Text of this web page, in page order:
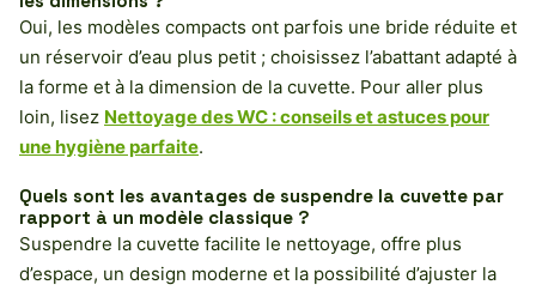
Oui, les modèles compacts ont parfois une bride réduite et
un réservoir d’eau plus petit ; choisissez l’abattant adapté à
la forme et à la dimension de la cuvette. Pour aller plus
loin, lisez Nettoyage des WC : conseils et astuces pour
une hygiène parfaite.
Quels sont les avantages de suspendre la cuvette par
rapport à un modèle classique ?
Suspendre la cuvette facilite le nettoyage, offre plus
d’espace, un design moderne et la possibilité d’ajuster la